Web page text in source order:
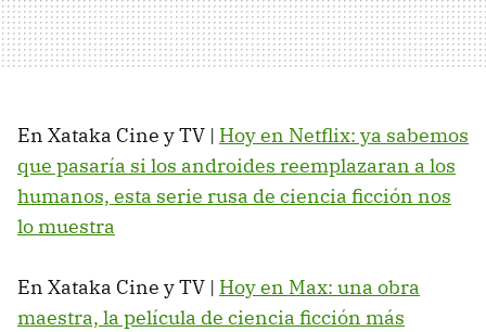
En Xataka Cine y TV | Hoy en Netflix: ya sabemos
que pasaría si los androides reemplazaran a los
humanos, esta serie rusa de ciencia ficción nos
lo muestra
En Xataka Cine y TV | Hoy en Max: una obra
maestra, la película de ciencia ficción más